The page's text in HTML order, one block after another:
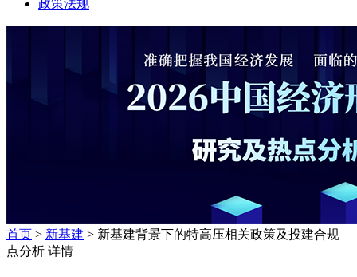
政策法规
首页 > 新基建 > 新基建背景下的特高压相关政策及投建合规
点分析 详情